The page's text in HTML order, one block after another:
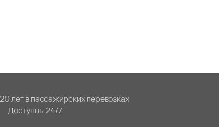
20 лет в пассажирских перевозках
Доступны 24/7